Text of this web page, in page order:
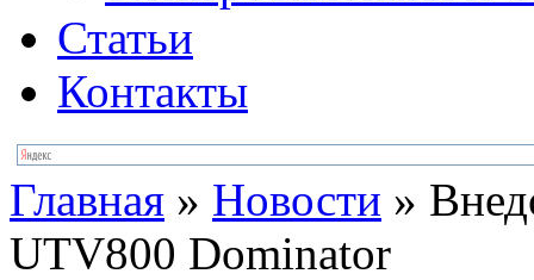
Статьи
Контакты
Главная » Новости »
UTV800 Dominator